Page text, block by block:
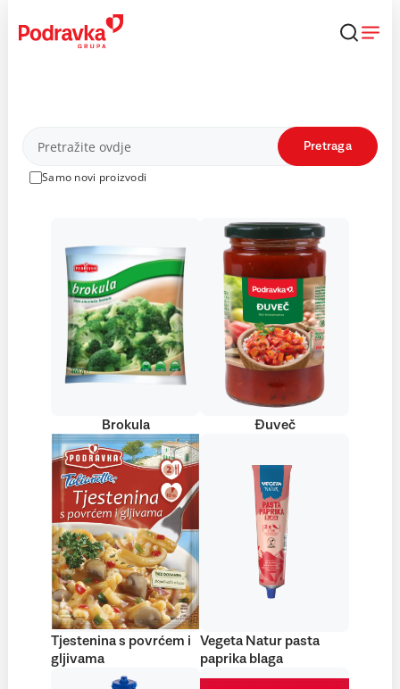
content
Proizvodi
Samo novi proizvodi
Pretraga
Brokula Đuveč
Tjestenina s povrćem i
gljivama
Vegeta Natur pasta
paprika blaga